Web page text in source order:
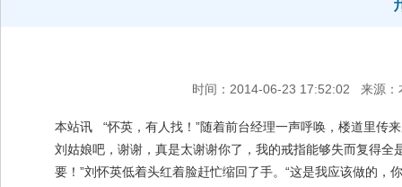
时间：2014-06-23 17:52:02 来源
本站讯 “怀英，有人找！”随着前台经理一声呼唤，楼道里传
刘姑娘吧，谢谢，真是太谢谢你了，我的戒指能够失而复得全
要！”刘怀英低着头红着脸赶忙缩回了手。“这是我应该做的